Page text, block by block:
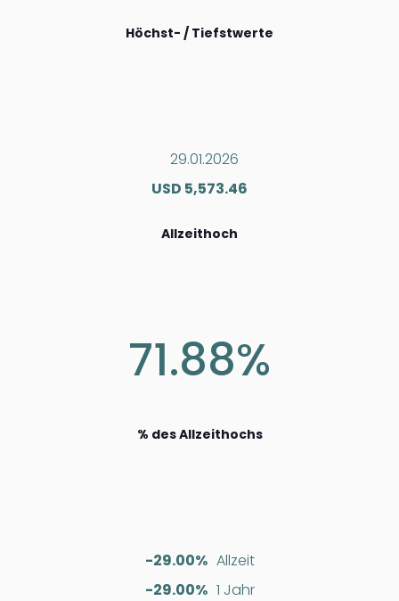
Höchst- / Tiefstwerte
29.01.2026
USD 5,573.46
Allzeithoch
71.88%
% des Allzeithochs
-29.00% Allzeit
-29.00% 1 Jahr